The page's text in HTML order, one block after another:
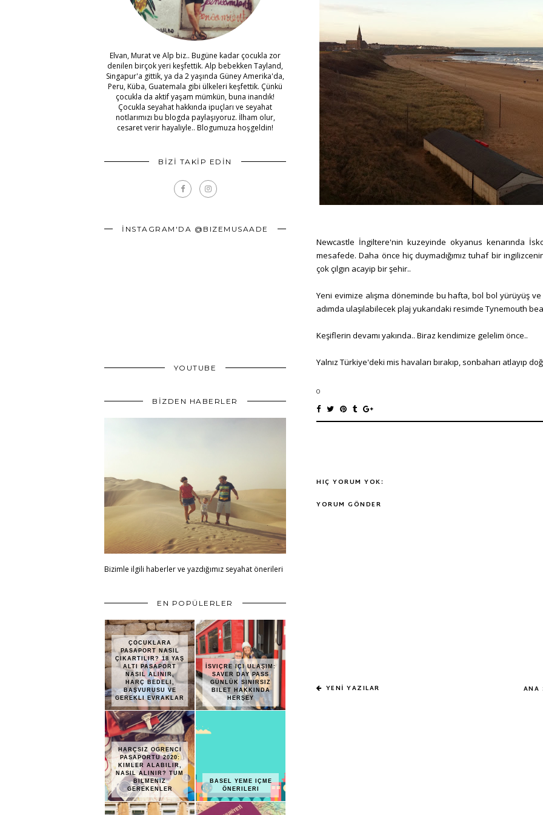
Newcastle İngiltere'nin kuzeyinde okyanus kenarında
mesafede. Daha önce hiç duymadığımız tuhaf bir
çok çılgın acayip bir şehir..
Yeni evimize alışma döneminde bu hafta, bol bol yürüyüş
adımda ulaşılabilecek plaj yukarıdaki resimde Tynemouth
Keşiflerin devamı yakında.. Biraz kendimize gelelim önce..
Yalnız Türkiye'deki mis havaları bırakıp, sonbaharı atlayıp
0
HIÇ YORUM YOK:
YORUM GÖNDER
YENİ YAZILAR ANA
Elvan, Murat ve Alp biz.. Bugüne kadar çocukla zor
denilen birçok yeri keşfettik. Alp bebekken Tayland,
Singapur'a gittik, ya da 2 yaşında Güney Amerika'da,
Peru, Küba, Guatemala gibi ülkeleri keşfettik. Çünkü
çocukla da aktif yaşam mümkün, buna inandık!
Çocukla seyahat hakkında ipuçları ve seyahat
notlarımızı bu blogda paylaşıyoruz. İlham olur,
cesaret verir hayaliyle.. Blogumuza hoşgeldin!
BİZİ TAKİP EDİN
İNSTAGRAM'DA @BIZEMUSAADE
YOUTUBE
BİZDEN HABERLER
Bizimle ilgili haberler ve yazdığımız seyahat önerileri
EN POPÜLERLER
ÇOCUKLARA
PASAPORT NASIL
ÇIKARTILIR? 18 YAŞ
ALTI PASAPORT
NASIL ALINIR,
HARÇ BEDELI,
BAŞVURUSU VE
GEREKLI EVRAKLAR
İSVIÇRE IÇI ULAŞIM:
SAVER DAY PASS
GÜNLÜK SINIRSIZ
BILET HAKKINDA
HERŞEY
HARÇSIZ OGRENCI
PASAPORTU 2020:
KIMLER ALABILIR,
NASIL ALINIR? TUM
BILMENIZ
GEREKENLER
BASEL YEME IÇME
ÖNERILERI